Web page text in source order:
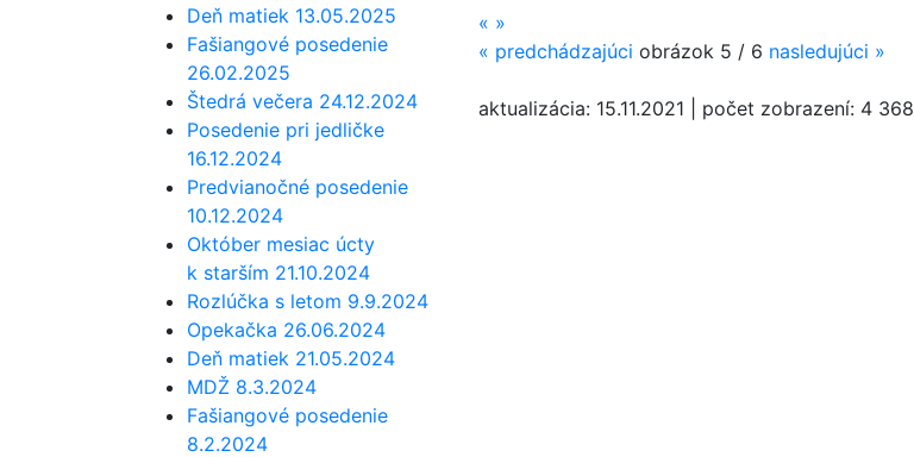
Deň matiek 13.05.2025
Fašiangové posedenie
26.02.2025
Štedrá večera 24.12.2024
Posedenie pri jedličke
16.12.2024
Predvianočné posedenie
10.12.2024
Október mesiac úcty
k starším 21.10.2024
Rozlúčka s letom 9.9.2024
Opekačka 26.06.2024
Deň matiek 21.05.2024
MDŽ 8.3.2024
Fašiangové posedenie
8.2.2024
« »
« predchádzajúci obrázok 5 / 6 nasledujúci »
aktualizácia: 15.11.2021 počet zobrazení: 4 368